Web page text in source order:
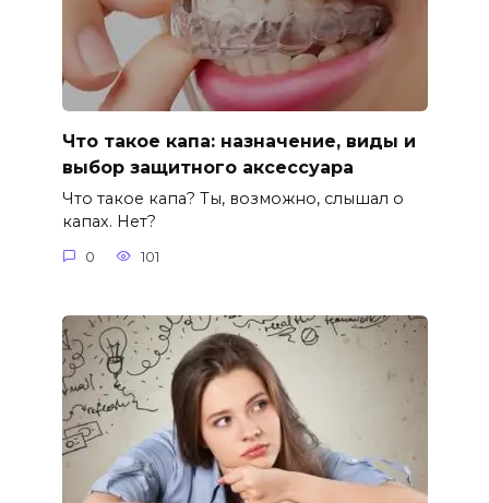
Что такое капа: назначение, виды и
выбор защитного аксессуара
Что такое капа? Ты, возможно, слышал о
капах. Нет?
0 101